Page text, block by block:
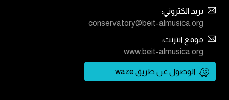
بريد الكتروني:
conservatory@beit-almusica.org
موقع انترنت:
www.beit-almusica.org
الوصول عن طريق waze